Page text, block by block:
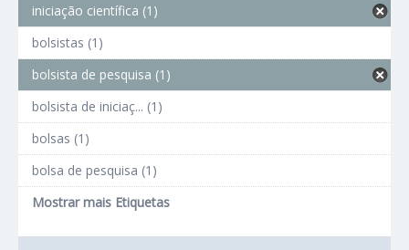
iniciação científica (1)
bolsistas (1)
bolsista de pesquisa (1)
bolsista de iniciaç... (1)
bolsas (1)
bolsa de pesquisa (1)
Mostrar mais Etiquetas